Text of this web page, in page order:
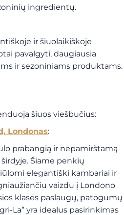
ingredientų.
ir šiuolaikiškoje
pavalgyti, daugiausia
ir sezoniniams produktams.
šiuos viešbučius:
Londonas:
prabangią ir nepamirštamą
Šiame penkių
elegantiški kambariai ir
vaizdu į Londono
klasės paslaugų, patogumų
La” yra idealus pasirinkimas